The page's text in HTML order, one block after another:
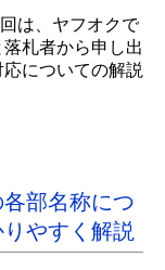
は、ヤフオクで
札者から申し出
についての解説
部名称につ
やすく解説